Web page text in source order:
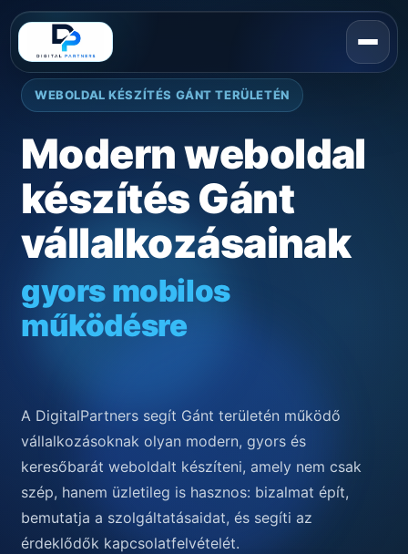
WEBOLDAL KÉSZÍTÉS GÁNT TERÜLETÉN
Modern weboldal
készítés Gánt
vállalkozásainak
gyors mobilos
működésre
A DigitalPartners segít Gánt területén működő
vállalkozásoknak olyan modern, gyors és
keresőbarát weboldalt készíteni, amely nem csak
szép, hanem üzletileg is hasznos: bizalmat épít,
bemutatja a szolgáltatásaidat, és segíti az
érdeklődők kapcsolatfelvételét.